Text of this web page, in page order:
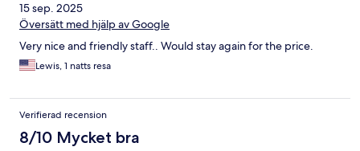
15 sep. 2025
Översätt med hjälp av Google
Very nice and friendly staff.. Would stay again for the price.
Lewis, 1 natts resa
Verifierad recension
8/10 Mycket bra